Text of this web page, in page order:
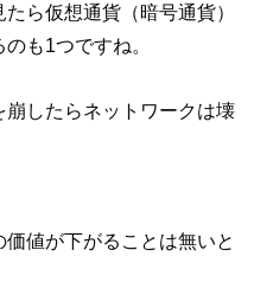
ら仮想通貨（暗号通貨）
も1つですね。
したらネットワークは壊
値が下がることは無いと